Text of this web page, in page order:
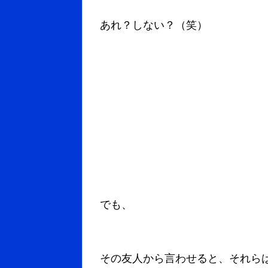
あれ？しない？（笑）
でも、
その友人から言わせると、それら